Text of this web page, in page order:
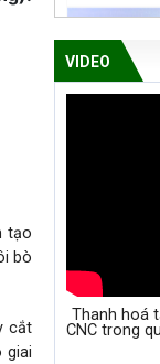
tạo
bò
cắt
giai
VIDEO
Thanh hoá
CNC trong